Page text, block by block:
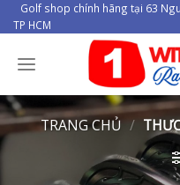
Skip
to
content
Golf shop chính hãng tại 63
TP HCM
TRANG CHỦ /